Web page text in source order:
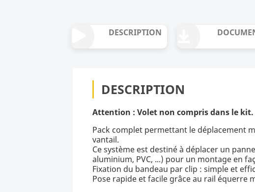
DESCRIPTION
DESCRIPTION
Attention : Volet non compris dans le kit.
Pack complet permettant le déplacement
vantail.
Ce système est destiné à déplacer un
aluminium, PVC, ...) pour un montage en
Fixation du bandeau par clip : simple et
Pose rapide et facile grâce au rail équerre